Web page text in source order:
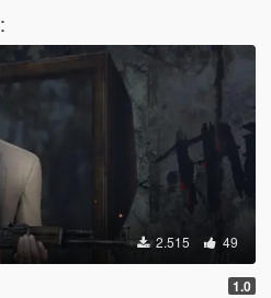
:
2.515 49
1.0